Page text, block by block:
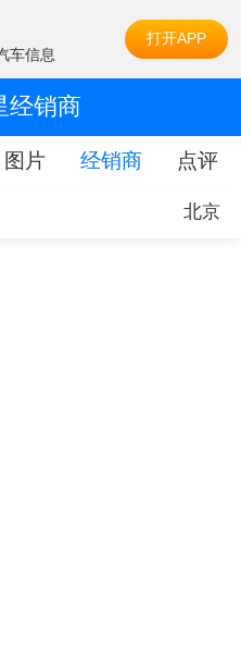
车信息
打开APP
经销商
图片 经销商 点评
北京